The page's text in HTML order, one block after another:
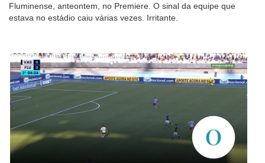
Fluminense, anteontem, no Premiere. O sinal da equipe que
estava no estádio caiu várias vezes. Irritante.